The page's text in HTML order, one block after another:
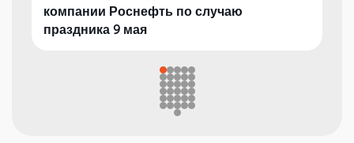
компании Роснефть по случаю
праздника 9 мая